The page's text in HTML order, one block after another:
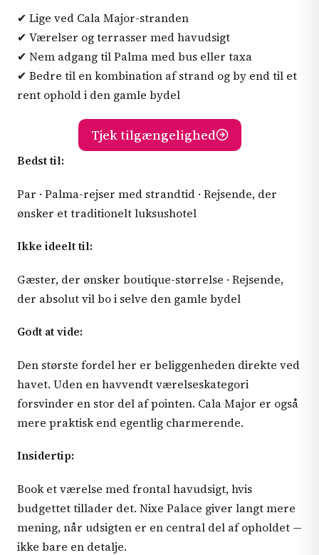
✔ Lige ved Cala Major-stranden
✔ Værelser og terrasser med havudsigt
✔ Nem adgang til Palma med bus eller taxa
✔ Bedre til en kombination af strand og by end til et
rent ophold i den gamle bydel
Tjek tilgængelighed
Bedst til:
Par · Palma-rejser med strandtid · Rejsende, der
ønsker et traditionelt luksushotel
Ikke ideelt til:
Gæster, der ønsker boutique-størrelse · Rejsende,
der absolut vil bo i selve den gamle bydel
Godt at vide:
Den største fordel her er beliggenheden direkte ved
havet. Uden en havvendt værelseskategori
forsvinder en stor del af pointen. Cala Major er også
mere praktisk end egentlig charmerende.
Insidertip:
Book et værelse med frontal havudsigt, hvis
budgettet tillader det. Nixe Palace giver langt mere
mening, når udsigten er en central del af opholdet —
ikke bare en detalje.